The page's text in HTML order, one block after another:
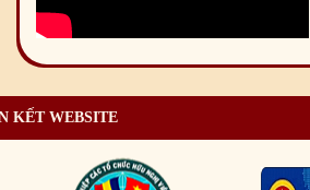
KẾT WEBSITE